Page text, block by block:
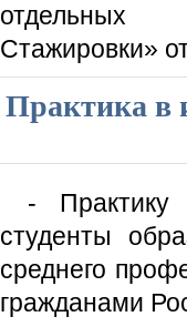
отдельных
Стажировки»
Практика в
- Практику
студенты
среднего
гражданами